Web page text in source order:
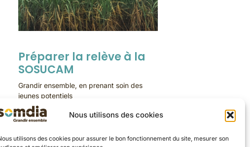
Nous utilisons des cookies
utilisons des cookies pour assurer le bon fonctionnement du site, mesurer son
Préparer la relève à la
SOSUCAM
Grandir ensemble, en prenant soin des
jeunes potentiels
LIRE LA SUITE